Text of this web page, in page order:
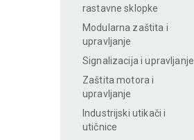
rastavne sklopke
Modularna zaštita i
upravljanje
Signalizacija i upravljanje
Zaštita motora i
upravljanje
Industrijski utikači i
utičnice